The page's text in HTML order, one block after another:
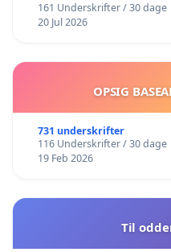
161 Underskrifter / 30 dage
20 Jul 2026
OPSIG
731 underskrifter
116 Underskrifter / 30 dage
19 Feb 2026
Til